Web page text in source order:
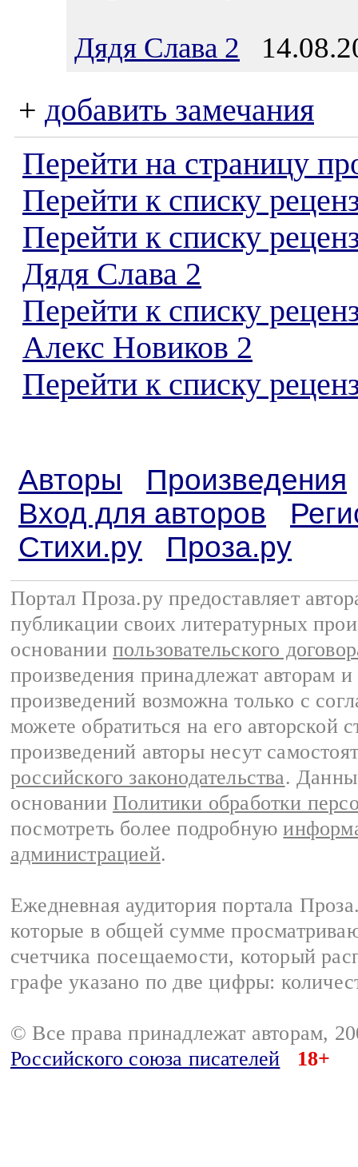
Дядя Слава 2
+ добавить замечания
Перейти на страницу
Перейти к списку
Перейти к списку
Дядя Слава 2
Перейти к списку
Алекс Новиков 2
Перейти к списку
Авторы
Произведения
Вход для авторов
Стихи.ру
Проза.ру
Портал Проза.ру предоставляет
публикации своих литературных
основании пользовательского
произведения принадлежат авторам
произведений возможна только с
можете обратиться на его авторской
произведений авторы несут
российского законодательства.
основании Политики обработки
посмотреть более подробную
администрацией.
Ежедневная аудитория портала
которые в общей сумме
счетчика посещаемости, который
графе указано по две цифры:
© Все права принадлежат авторам,
Российского союза писателей
18+